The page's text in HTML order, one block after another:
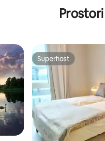
Superhost
Superhost